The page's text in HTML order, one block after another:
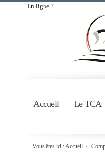
En ligne ?
Accueil Le TCA
Vous êtes ici : Accueil